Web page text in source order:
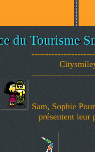
du Tourisme
Sam, Sophie
présentent leur